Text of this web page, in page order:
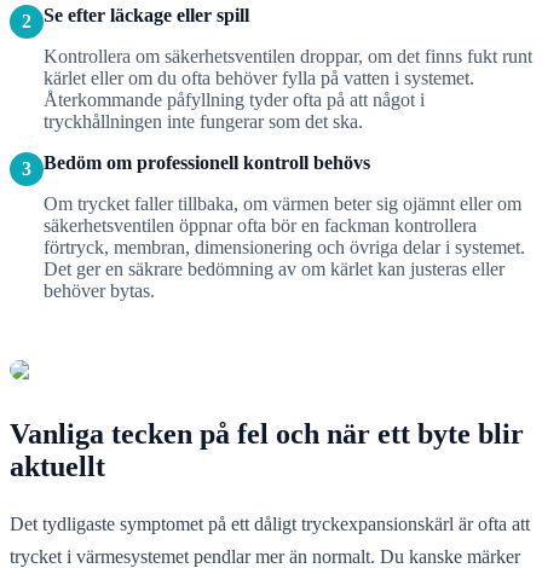
2 Se efter läckage eller spill
Kontrollera om säkerhetsventilen droppar, om det finns fukt runt
kärlet eller om du ofta behöver fylla på vatten i systemet.
Återkommande påfyllning tyder ofta på att något i
tryckhållningen inte fungerar som det ska.
3 Bedöm om professionell kontroll behövs
Om trycket faller tillbaka, om värmen beter sig ojämnt eller om
säkerhetsventilen öppnar ofta bör en fackman kontrollera
förtryck, membran, dimensionering och övriga delar i systemet.
Det ger en säkrare bedömning av om kärlet kan justeras eller
behöver bytas.
Vanliga tecken på fel och när ett byte blir
aktuellt
Det tydligaste symptomet på ett dåligt tryckexpansionskärl är ofta att
trycket i värmesystemet pendlar mer än normalt. Du kanske märker